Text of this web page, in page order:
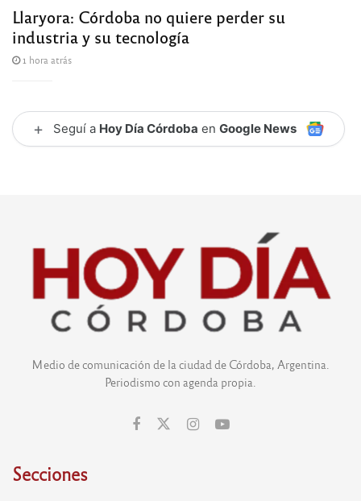
Llaryora: Córdoba no quiere perder su
industria y su tecnología
1 hora atrás
+ Seguí a Hoy Día Córdoba en Google News
Medio de comunicación de la ciudad de Córdoba, Argentina.
Periodismo con agenda propia.
Secciones